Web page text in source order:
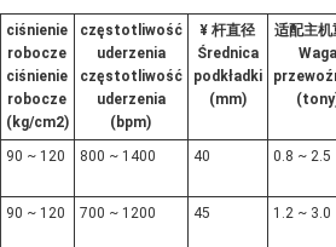
ciśnienie
robocze
ciśnienie
robocze
(kg/cm2)
częstotliwość
uderzenia
częstotliwość
uderzenia
(bpm)
¥ 杆直径
Średnica
podkładki
(mm)
适配主机
Waga
90 ~ 120 800 ~ 1400 40 0.8 ~ 2.5
90 ~ 120 700 ~ 1200 45 1.2 ~ 3.0